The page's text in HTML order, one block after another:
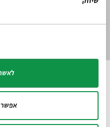
אפשר
לאתר בית